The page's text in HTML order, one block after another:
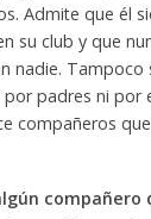
Admite que él
su club y que
nadie. Tampoco
padres ni por
compañeros
compañero